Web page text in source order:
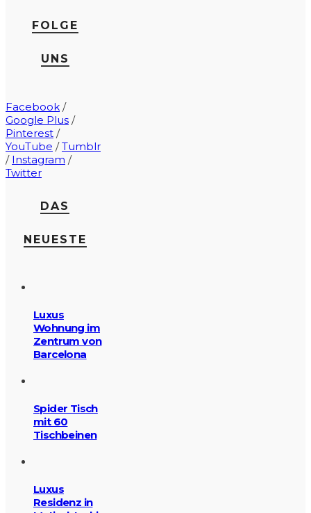
FOLGE
UNS
Facebook /
Google Plus /
Pinterest /
YouTube /Tumblr
/ Instagram /
Twitter
DAS
NEUESTE
Luxus
Wohnung im
Zentrum von
Barcelona
Spider Tisch
mit 60
Tischbeinen
Luxus
Residenz in